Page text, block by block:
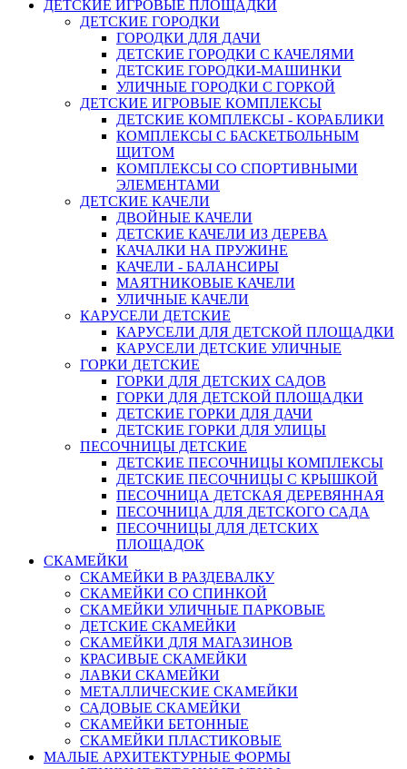
ДЕТСКИЕ ИГРОВЫЕ ПЛОЩАДКИ
ДЕТСКИЕ ГОРОДКИ
ГОРОДКИ ДЛЯ ДАЧИ
ДЕТСКИЕ ГОРОДКИ С КАЧЕЛЯМИ
ДЕТСКИЕ ГОРОДКИ-МАШИНКИ
УЛИЧНЫЕ ГОРОДКИ С ГОРКОЙ
ДЕТСКИЕ ИГРОВЫЕ КОМПЛЕКСЫ
ДЕТСКИЕ КОМПЛЕКСЫ - КОРАБЛИКИ
КОМПЛЕКСЫ С БАСКЕТБОЛЬНЫМ
ЩИТОМ
КОМПЛЕКСЫ СО СПОРТИВНЫМИ
ЭЛЕМЕНТАМИ
ДЕТСКИЕ КАЧЕЛИ
ДВОЙНЫЕ КАЧЕЛИ
ДЕТСКИЕ КАЧЕЛИ ИЗ ДЕРЕВА
КАЧАЛКИ НА ПРУЖИНЕ
КАЧЕЛИ - БАЛАНСИРЫ
МАЯТНИКОВЫЕ КАЧЕЛИ
УЛИЧНЫЕ КАЧЕЛИ
КАРУСЕЛИ ДЕТСКИЕ
КАРУСЕЛИ ДЛЯ ДЕТСКОЙ ПЛОЩАДКИ
КАРУСЕЛИ ДЕТСКИЕ УЛИЧНЫЕ
ГОРКИ ДЕТСКИЕ
ГОРКИ ДЛЯ ДЕТСКИХ САДОВ
ГОРКИ ДЛЯ ДЕТСКОЙ ПЛОЩАДКИ
ДЕТСКИЕ ГОРКИ ДЛЯ ДАЧИ
ДЕТСКИЕ ГОРКИ ДЛЯ УЛИЦЫ
ПЕСОЧНИЦЫ ДЕТСКИЕ
ДЕТСКИЕ ПЕСОЧНИЦЫ КОМПЛЕКСЫ
ДЕТСКИЕ ПЕСОЧНИЦЫ С КРЫШКОЙ
ПЕСОЧНИЦА ДЕТСКАЯ ДЕРЕВЯННАЯ
ПЕСОЧНИЦА ДЛЯ ДЕТСКОГО САДА
ПЕСОЧНИЦЫ ДЛЯ ДЕТСКИХ
ПЛОЩАДОК
СКАМЕЙКИ
СКАМЕЙКИ В РАЗДЕВАЛКУ
СКАМЕЙКИ СО СПИНКОЙ
СКАМЕЙКИ УЛИЧНЫЕ ПАРКОВЫЕ
ДЕТСКИЕ СКАМЕЙКИ
СКАМЕЙКИ ДЛЯ МАГАЗИНОВ
КРАСИВЫЕ СКАМЕЙКИ
ЛАВКИ СКАМЕЙКИ
МЕТАЛЛИЧЕСКИЕ СКАМЕЙКИ
САДОВЫЕ СКАМЕЙКИ
СКАМЕЙКИ БЕТОННЫЕ
СКАМЕЙКИ ПЛАСТИКОВЫЕ
МАЛЫЕ АРХИТЕКТУРНЫЕ ФОРМЫ